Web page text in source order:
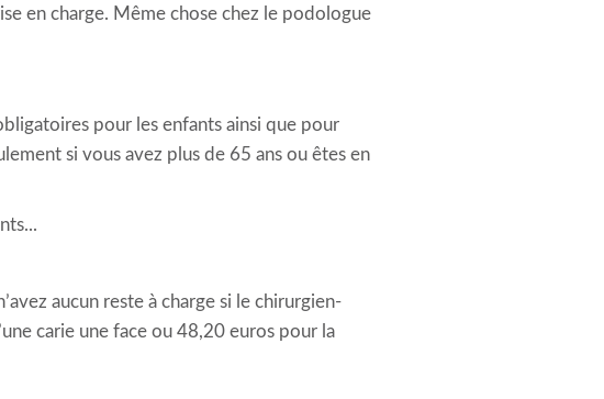
en charge. Même chose chez le podologue
pour les enfants ainsi que pour
si vous avez plus de 65 ans ou êtes en
aucun reste à charge si le chirurgien-
carie une face ou 48,20 euros pour la